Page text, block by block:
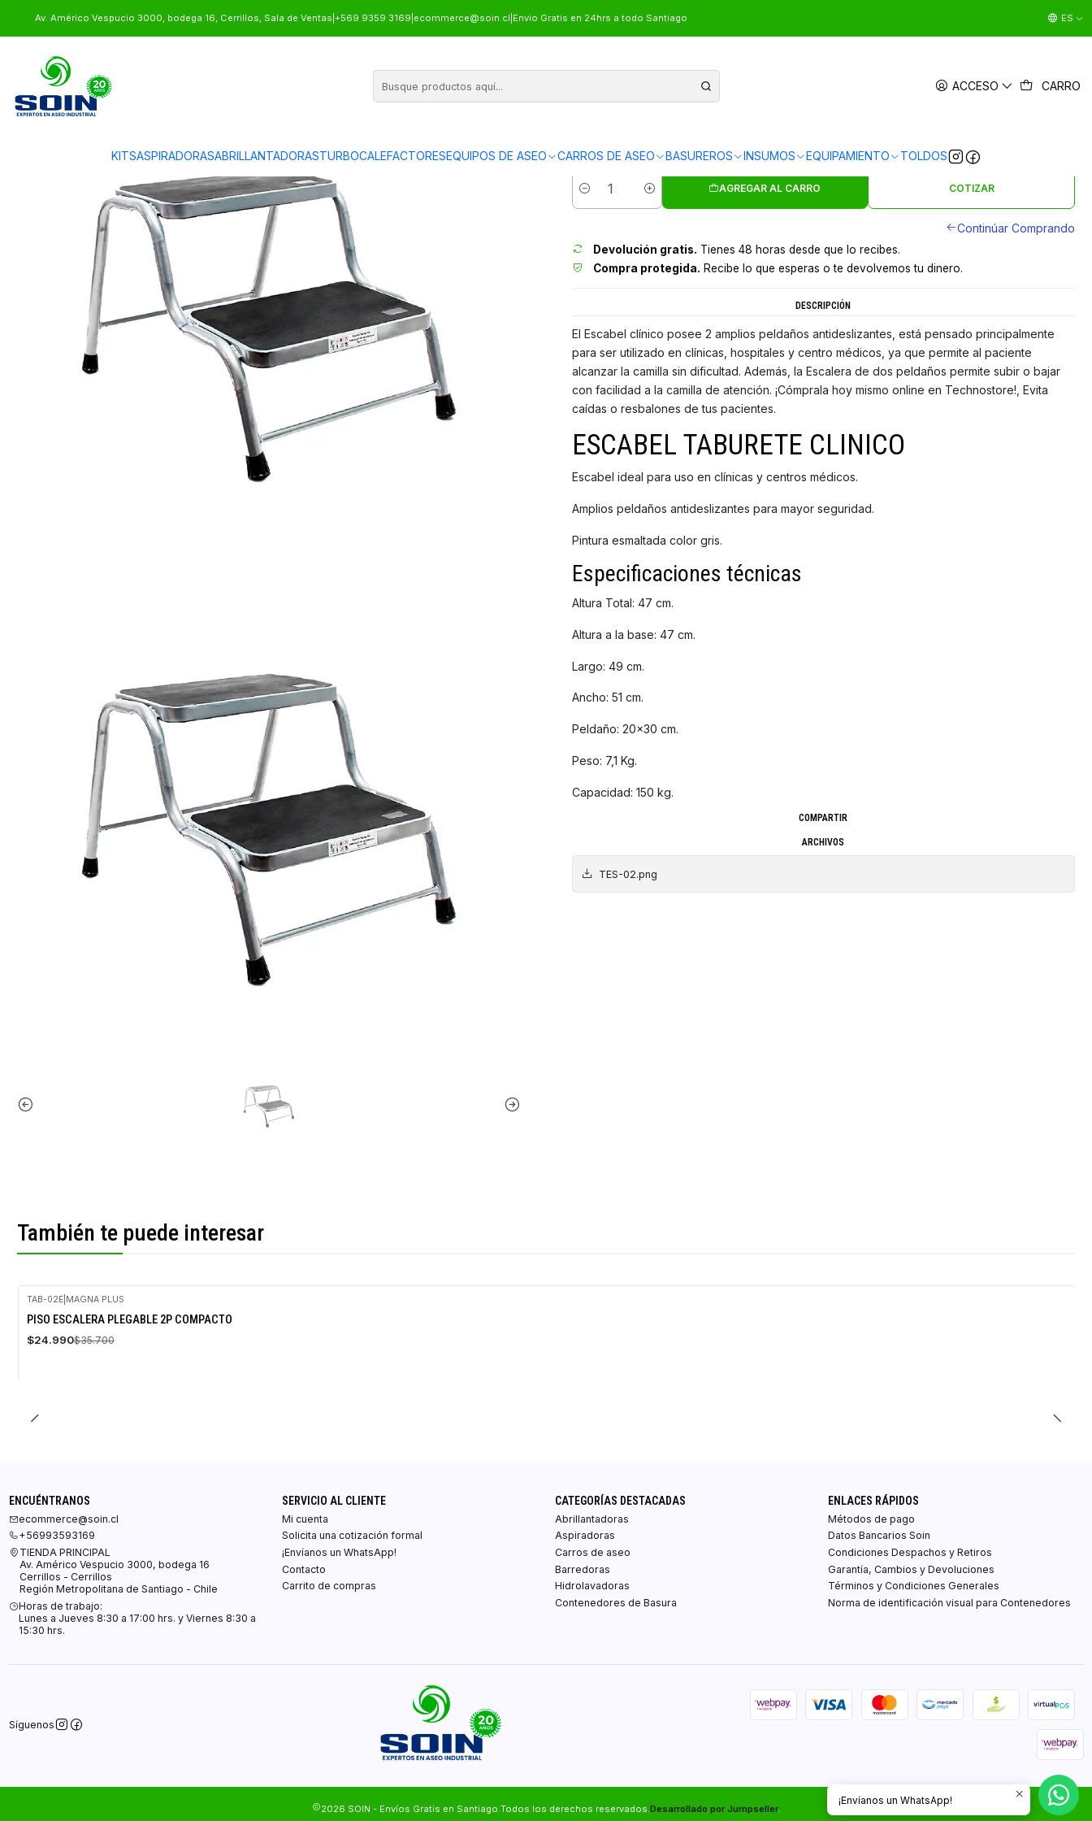
ACCESO CARRO
KITSASPIRADORASABRILLANTADORASTURBOCALEFACTORESEQUIPOS DE ASEO CARROS DE ASEO BASUREROS INSUMOS EQUIPAMIENTO TOLDOS
Av. Américo Vespucio 3000, bodega 16, Cerrillos, Sala de Ventas +569 9359 3169 ecommerce@soin.cl Envio Gratis en 24hrs a todo Santiago ES
Inicio EQUIPAMIENTO ESCALERAS PISO ESCALERA ESCABEL CLINICO 2 PELDAÑOS
PISO ESCALERA ESCABEL CLINICO 2 PELDAÑOS
Envíos gratis en 24 hrs en Santiagoy a provincias por pagar
Cantidad
AGREGAR AL CARRO COTIZAR
Continúar Comprando
Devolución gratis. Tienes 48 horas desde que lo recibes.
Compra protegida. Recibe lo que esperas o te devolvemos tu dinero.
DESCRIPCIÓN
El Escabel clínico posee 2 amplios peldaños antideslizantes, está pensado principalmente
para ser utilizado en clínicas, hospitales y centro médicos, ya que permite al paciente
alcanzar la camilla sin dificultad. Además, la Escalera de dos peldaños permite subir o bajar
con facilidad a la camilla de atención. ¡Cómprala hoy mismo online en Technostore!, Evita
caídas o resbalones de tus pacientes.
ESCABEL TABURETE CLINICO
Escabel ideal para uso en clínicas y centros médicos.
Amplios peldaños antideslizantes para mayor seguridad.
Pintura esmaltada color gris.
Especificaciones técnicas
Altura Total: 47 cm.
Altura a la base: 47 cm.
Largo: 49 cm.
Ancho: 51 cm.
Peldaño: 20×30 cm.
Peso: 7,1 Kg.
Capacidad: 150 kg.
COMPARTIR
ARCHIVOS
TES-02.png
También te puede interesar
-30%
OFF
TAB-02E| MAGNA PLUS
PISO ESCALERA PLEGABLE 2P COMPACTO
$24.990$35.700
ENCUÉNTRANOS
ecommerce@soin.cl
+56993593169
TIENDA PRINCIPAL
Av. Américo Vespucio 3000, bodega 16
Cerrillos - Cerrillos
Región Metropolitana de Santiago - Chile
Horas de trabajo:
Lunes a Jueves 8:30 a 17:00 hrs. y Viernes 8:30 a
15:30 hrs.
SERVICIO AL CLIENTE
Mi cuenta
Solicita una cotización formal
¡Envíanos un WhatsApp!
Contacto
Carrito de compras
CATEGORÍAS DESTACADAS
Abrillantadoras
Aspiradoras
Carros de aseo
Barredoras
Hidrolavadoras
Contenedores de Basura
ENLACES RÁPIDOS
Métodos de pago
Datos Bancarios Soin
Condiciones Despachos y Retiros
Garantía, Cambios y Devoluciones
Términos y Condiciones Generales
Norma de identificación visual para Contenedores
Síguenos
2026 SOIN - Envíos Gratis en Santiago.Todos los derechos reservados. Desarrollado por Jumpseller.
¡Envíanos un WhatsApp!